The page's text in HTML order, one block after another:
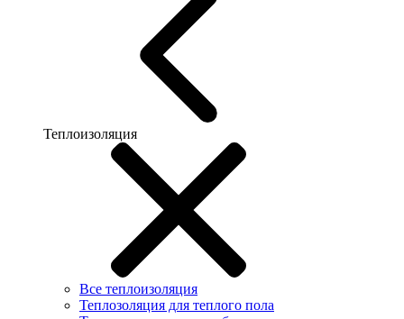
Теплоизоляция
Все теплоизоляция
Теплозоляция для теплого пола